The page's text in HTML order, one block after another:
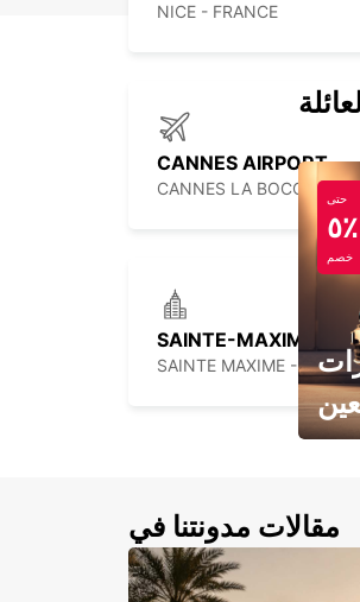
NICE - FRANCE
CANNES AIRPORT
CANNES LA BOCCA -
SAINTE-MAXIME
SAINTE MAXIME -
حتى
٥٪
خصم
مقالات مدونتنا في